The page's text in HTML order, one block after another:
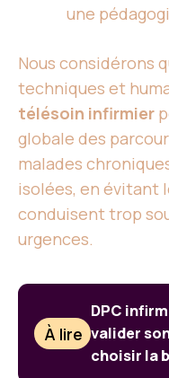
une
Nous considérons
techniques et
télésoin infirmier
globale des
malades
isolées, en évitant
conduisent trop
urgences.
À lire
DPC
valider
choisir la